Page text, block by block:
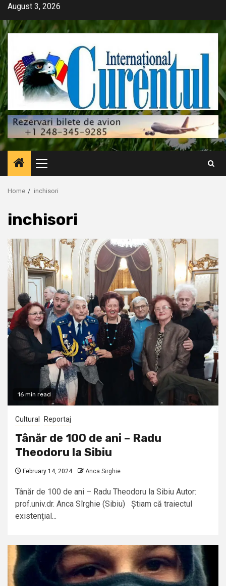
Skip
content
August 3, 2026
Primary
Menu
Home inchisori
inchisori
16 min read
Cultural Reportaj
Tânăr de 100 de ani – Radu
Theodoru la Sibiu
February 14, 2024 Anca Sirghie
Tânăr de 100 de ani – Radu Theodoru la Sibiu Autor:
prof.univ.dr. Anca Sîrghie (Sibiu) Știam că traiectul
existențial...